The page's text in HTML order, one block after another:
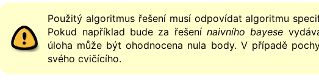
Použitý algoritmus řešení musí odpovídat algoritmu
Pokud například bude za řešení naivního bayese
úloha může být ohodnocena nula body. V případě
svého cvičícího.